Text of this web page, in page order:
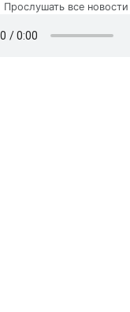
Прослушать все новости